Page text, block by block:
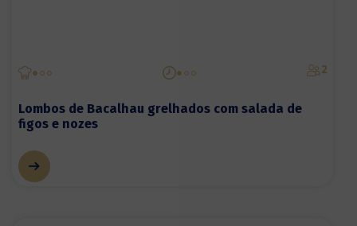
2
Lombos de Bacalhau grelhados com salada de
figos e nozes